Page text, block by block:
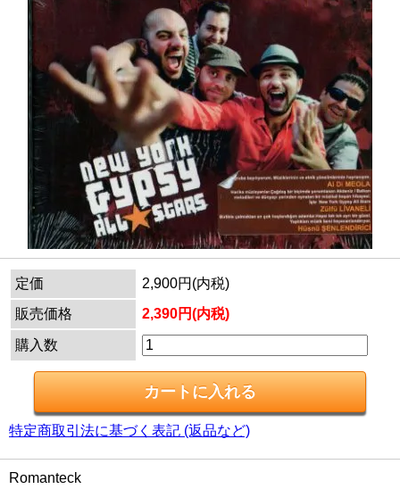
定価
2,900円(内税)
販売価格
2,390円(内税)
購入数
特定商取引法に基づく表記 (返品など)
Romanteck